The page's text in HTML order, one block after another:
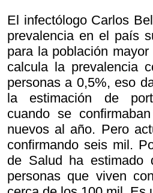
El infectólogo Carlos
prevalencia en el país
para la población
calcula la prevalencia
personas a 0,5%, eso
la estimación de
cuando se
nuevos al año. Pero
confirmando seis mil.
de Salud ha estimado
personas que viven